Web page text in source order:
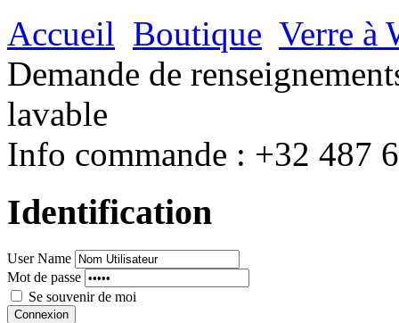
Accueil Boutique Verre à
Demande de
lavable
Info commande : +32 487
Identification
User Name
Mot de passe
Se souvenir de moi